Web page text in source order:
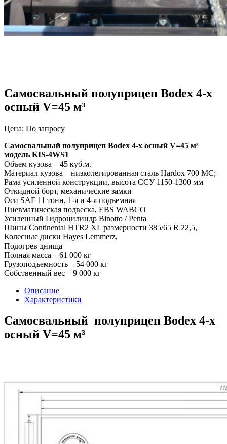
Самосвальный полуприцеп Bodex 4-х
осный V=45 м³
Цена: По запросу
Самосвальный полуприцеп Bodex 4-х осный V=45 м³
модель KIS-4WS1
Объем кузова – 45 куб.м.
Материал кузова – низколегированная сталь Hardox 700 MC;
Рама усиленной конструкции, высота ССУ 1150-1300 мм
Откидной борт, механические замки
Оси SAF 11 тонн, 1-я и 4-я подъемная
Пневматическая подвеска, EBS WABCO
Усиленный Гидроцилиндр Binotto / Penta
Шины Continental HTR2 XL размерности 385/65 R 22,5,
Колесные диски Hayes Lemmerz,
Подогрев днища
Полная масса – 61 000 кг
Грузоподъемность – 54 000 кг
Собственный вес – 9 000 кг
Описание
Характеристики
Самосвальный полуприцеп Bodex 4-х
осный V=45 м³